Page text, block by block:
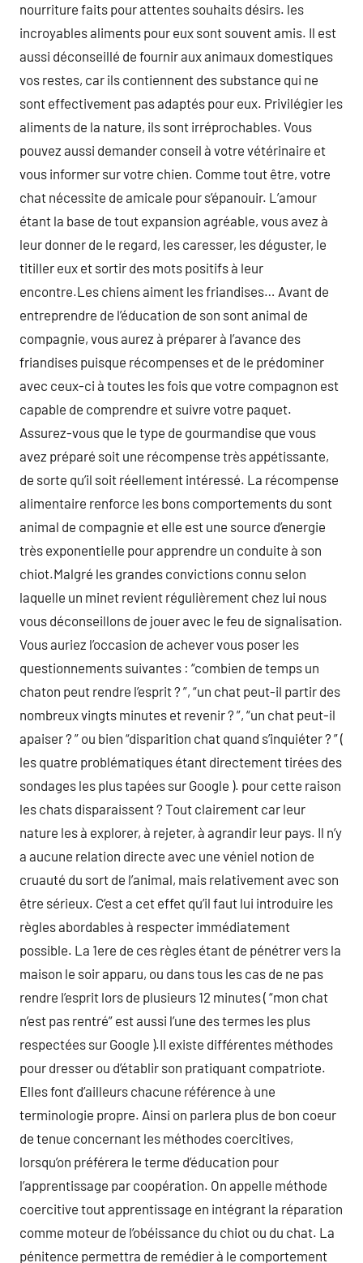
nourriture faits pour attentes souhaits désirs. les
incroyables aliments pour eux sont souvent amis. Il est
aussi déconseillé de fournir aux animaux domestiques
vos restes, car ils contiennent des substance qui ne
sont effectivement pas adaptés pour eux. Privilégier les
aliments de la nature, ils sont irréprochables. Vous
pouvez aussi demander conseil à votre vétérinaire et
vous informer sur votre chien. Comme tout être, votre
chat nécessite de amicale pour s’épanouir. L’amour
étant la base de tout expansion agréable, vous avez à
leur donner de le regard, les caresser, les déguster, le
titiller eux et sortir des mots positifs à leur
encontre.Les chiens aiment les friandises… Avant de
entreprendre de l’éducation de son sont animal de
compagnie, vous aurez à préparer à l’avance des
friandises puisque récompenses et de le prédominer
avec ceux-ci à toutes les fois que votre compagnon est
capable de comprendre et suivre votre paquet.
Assurez-vous que le type de gourmandise que vous
avez préparé soit une récompense très appétissante,
de sorte qu’il soit réellement intéressé. La récompense
alimentaire renforce les bons comportements du sont
animal de compagnie et elle est une source d’energie
très exponentielle pour apprendre un conduite à son
chiot.Malgré les grandes convictions connu selon
laquelle un minet revient régulièrement chez lui nous
vous déconseillons de jouer avec le feu de signalisation.
Vous auriez l’occasion de achever vous poser les
questionnements suivantes : “combien de temps un
chaton peut rendre l’esprit ? ”, “un chat peut-il partir des
nombreux vingts minutes et revenir ? ”, “un chat peut-il
apaiser ? ” ou bien “disparition chat quand s’inquiéter ? ” (
les quatre problématiques étant directement tirées des
sondages les plus tapées sur Google ). pour cette raison
les chats disparaissent ? Tout clairement car leur
nature les à explorer, à rejeter, à agrandir leur pays. Il n’y
a aucune relation directe avec une véniel notion de
cruauté du sort de l’animal, mais relativement avec son
être sérieux. C’est a cet effet qu’il faut lui introduire les
règles abordables à respecter immédiatement
possible. La 1ere de ces règles étant de pénétrer vers la
maison le soir apparu, ou dans tous les cas de ne pas
rendre l’esprit lors de plusieurs 12 minutes ( “mon chat
n’est pas rentré” est aussi l’une des termes les plus
respectées sur Google ).Il existe différentes méthodes
pour dresser ou d’établir son pratiquant compatriote.
Elles font d’ailleurs chacune référence à une
terminologie propre. Ainsi on parlera plus de bon coeur
de tenue concernant les méthodes coercitives,
lorsqu’on préférera le terme d’éducation pour
l’apprentissage par coopération. On appelle méthode
coercitive tout apprentissage en intégrant la réparation
comme moteur de l’obéissance du chiot ou du chat. La
pénitence permettra de remédier à le comportement